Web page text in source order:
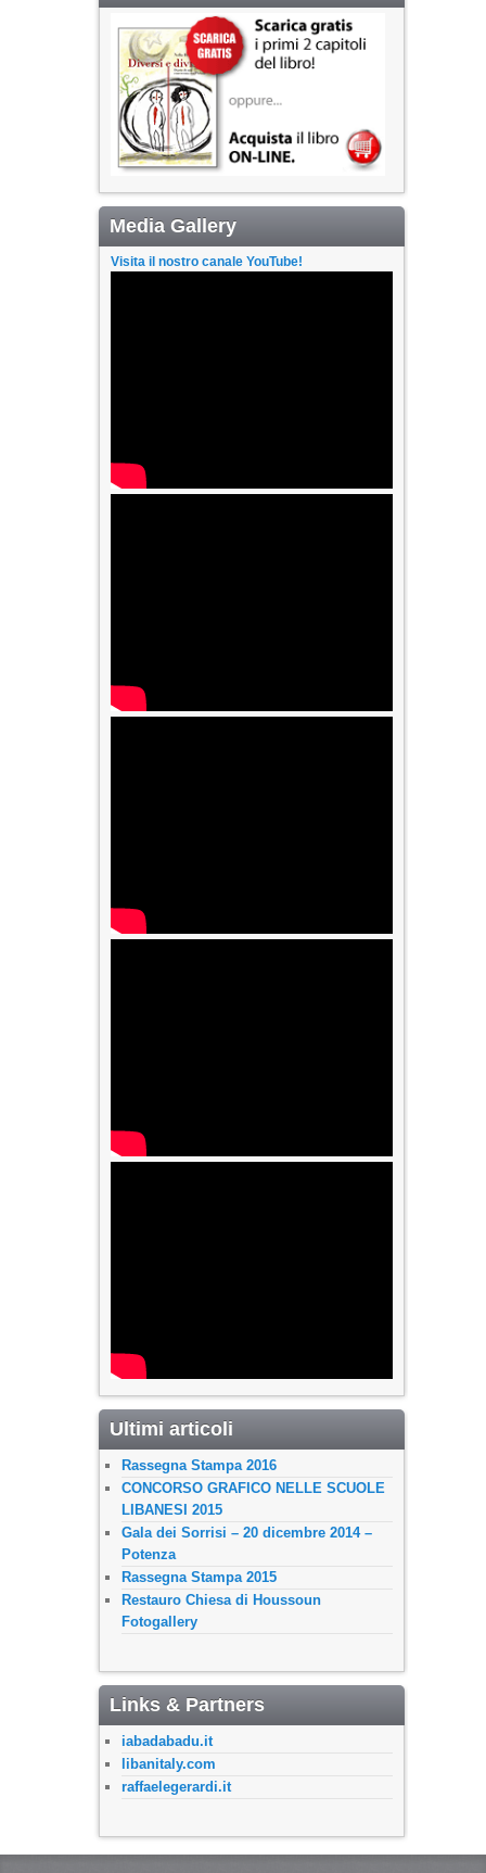
Media Gallery
Visita il nostro canale YouTube!
Ultimi articoli
Rassegna Stampa 2016
CONCORSO GRAFICO NELLE SCUOLE
LIBANESI 2015
Gala dei Sorrisi – 20 dicembre 2014 –
Potenza
Rassegna Stampa 2015
Restauro Chiesa di Houssoun
Fotogallery
Links & Partners
iabadabadu.it
libanitaly.com
raffaelegerardi.it